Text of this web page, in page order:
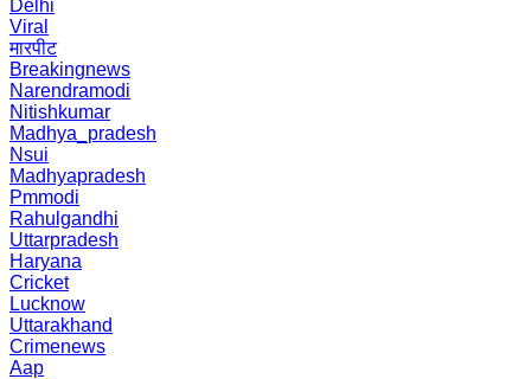
Delhi
Viral
मारपीट
Breakingnews
Narendramodi
Nitishkumar
Madhya_pradesh
Nsui
Madhyapradesh
Pmmodi
Rahulgandhi
Uttarpradesh
Haryana
Cricket
Lucknow
Uttarakhand
Crimenews
Aap